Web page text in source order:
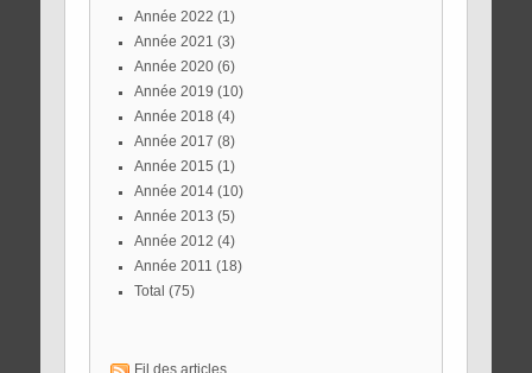
année 2022 (1)
année 2021 (3)
année 2020(6)
année 2019 (10)
année 2018 (4)
année 2017 (8)
année 2015 (1)
année 2014(10)
année 2013 (5)
année 2012 (4)
année 2011 (18)
total (75)
Fil des articles